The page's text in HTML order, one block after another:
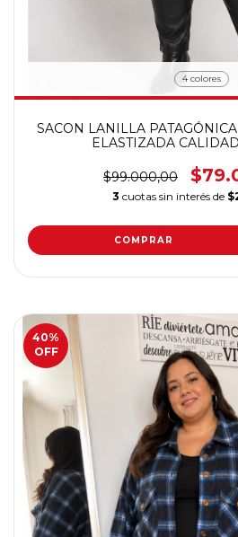
4 colores
SACON LANILLA
ELASTIZADA
$99.000,00
3 cuotas sin interés de
COMPRAR
40%
OFF